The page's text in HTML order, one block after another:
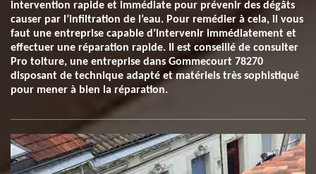
intervention rapide et immédiate pour prévenir des dégâts
causer par l’infiltration de l’eau. Pour remédier à cela, il vous
faut une entreprise capable d’intervenir immédiatement et
effectuer une réparation rapide. Il est conseillé de consulter
Pro toiture, une entreprise dans Gommecourt 78270
disposant de technique adapté et matériels très sophistiqué
pour mener à bien la réparation.